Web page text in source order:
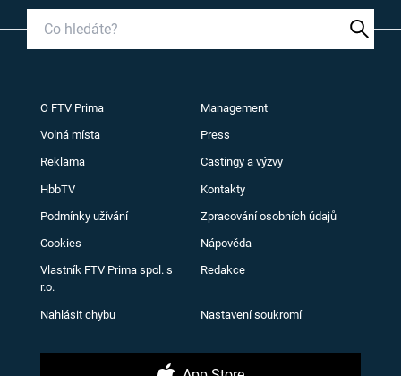
O FTV Prima Management
Volná místa Press
Reklama Castingy a výzvy
HbbTV Kontakty
Podmínky užívání Zpracování osobních údajů
Cookies Nápověda
Vlastník FTV Prima spol. s
r.o.
Redakce
Nahlásit chybu Nastavení soukromí